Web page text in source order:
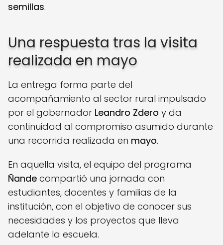
semillas.
Una respuesta tras la visita
realizada en mayo
La entrega forma parte del
acompañamiento al sector rural impulsado
por el gobernador Leandro Zdero y da
continuidad al compromiso asumido durante
una recorrida realizada en mayo.
En aquella visita, el equipo del programa
Ñande compartió una jornada con
estudiantes, docentes y familias de la
institución, con el objetivo de conocer sus
necesidades y los proyectos que lleva
adelante la escuela.